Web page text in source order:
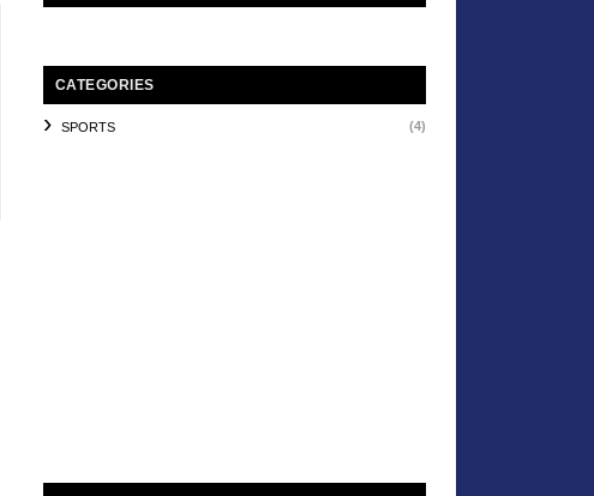
CATEGORIES
SPORTS (4)